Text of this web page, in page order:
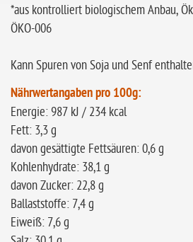
*aus kontrolliert biologischem Anbau,
ÖKO-006
Kann Spuren von Soja und Senf
Nährwertangaben pro 100g:
Energie: 987 kJ / 234 kcal
Fett: 3,3 g
davon gesättigte Fettsäuren: 0,6 g
Kohlenhydrate: 38,1 g
davon Zucker: 22,8 g
Ballaststoffe: 7,4 g
Eiweiß: 7,6 g